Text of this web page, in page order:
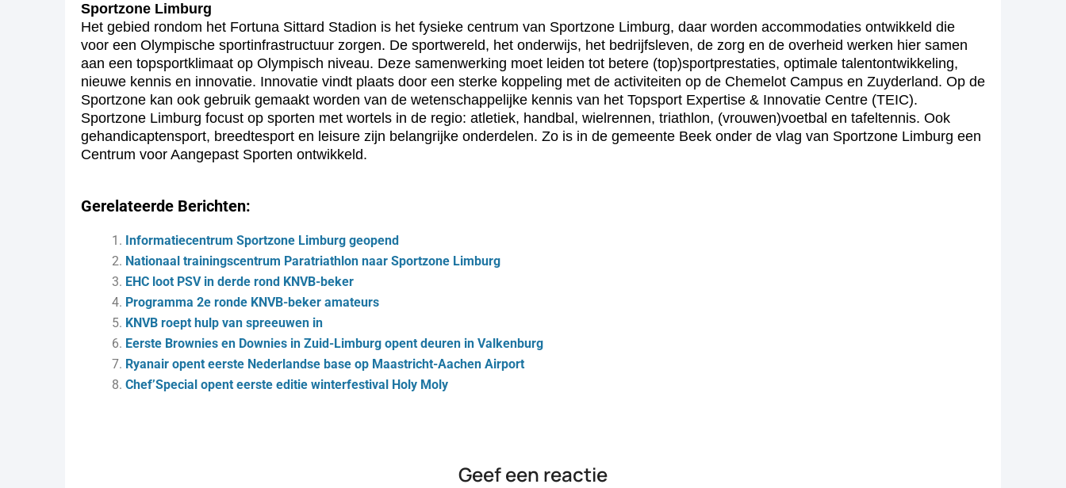
Sportzone Limburg
Het gebied rondom het Fortuna Sittard Stadion is het fysieke centrum van Sportzone Limburg, daar worden accommodaties ontwikkeld die
voor een Olympische sportinfrastructuur zorgen. De sportwereld, het onderwijs, het bedrijfsleven, de zorg en de overheid werken hier samen
aan een topsportklimaat op Olympisch niveau. Deze samenwerking moet leiden tot betere (top)sportprestaties, optimale talentontwikkeling,
nieuwe kennis en innovatie. Innovatie vindt plaats door een sterke koppeling met de activiteiten op de Chemelot Campus en Zuyderland. Op de
Sportzone kan ook gebruik gemaakt worden van de wetenschappelijke kennis van het Topsport Expertise & Innovatie Centre (TEIC).
Sportzone Limburg focust op sporten met wortels in de regio: atletiek, handbal, wielrennen, triathlon, (vrouwen)voetbal en tafeltennis. Ook
gehandicaptensport, breedtesport en leisure zijn belangrijke onderdelen. Zo is in de gemeente Beek onder de vlag van Sportzone Limburg een
Centrum voor Aangepast Sporten ontwikkeld.
Gerelateerde Berichten:
Informatiecentrum Sportzone Limburg geopend
Nationaal trainingscentrum Paratriathlon naar Sportzone Limburg
EHC loot PSV in derde rond KNVB-beker
Programma 2e ronde KNVB-beker amateurs
KNVB roept hulp van spreeuwen in
Eerste Brownies en Downies in Zuid-Limburg opent deuren in Valkenburg
Ryanair opent eerste Nederlandse base op Maastricht-Aachen Airport
Chef’Special opent eerste editie winterfestival Holy Moly
Geef een reactie